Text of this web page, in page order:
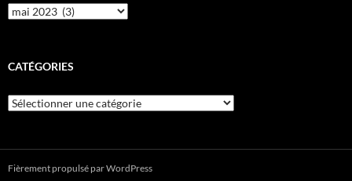
Archives
CATÉGORIES
Catégories
Fièrement propulsé par WordPress